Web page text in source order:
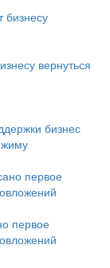
вернуться
бизнес
первое